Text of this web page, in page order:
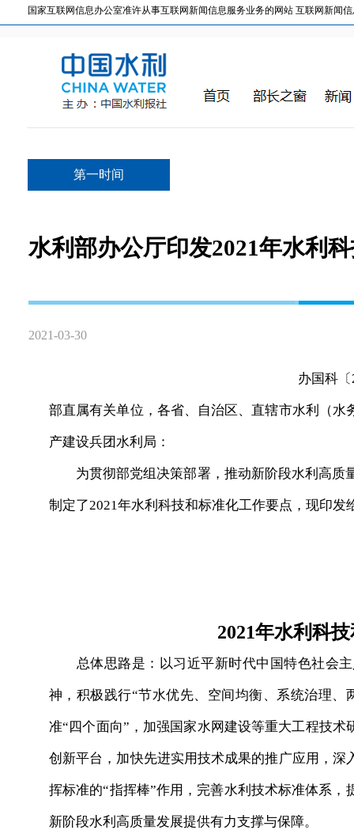
国家互联网信息办公室准许从事互联网新闻信息服务业务的网站 互联网新闻信
第一时间
水利部办公厅印发2021年水利
2021-03-30
办国科
部直属有关单位，各省、自治区、直辖市水利（
产建设兵团水利局：
为贯彻部党组决策部署，推动新阶段水利高质
制定了2021年水利科技和标准化工作要点，现印
2021年水利科
总体思路是：以习近平新时代中国特色社会主
神，积极践行“节水优先、空间均衡、系统治理
准“四个面向”，加强国家水网建设等重大工程技
创新平台，加快先进实用技术成果的推广应用，
挥标准的“指挥棒”作用，完善水利技术标准体系
新阶段水利高质量发展提供有力支撑与保障。